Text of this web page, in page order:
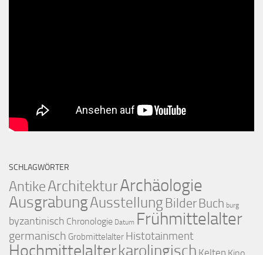
SCHLAGWÖRTER
AntikeArchitekturArchäologie
AusgrabungAusstellungBilder Buch burg
byzantinisch Chronologie Datum Frühmittelalter
germanisch Grobmittelalter Histotainment
Hochmittelalterkarolingisch